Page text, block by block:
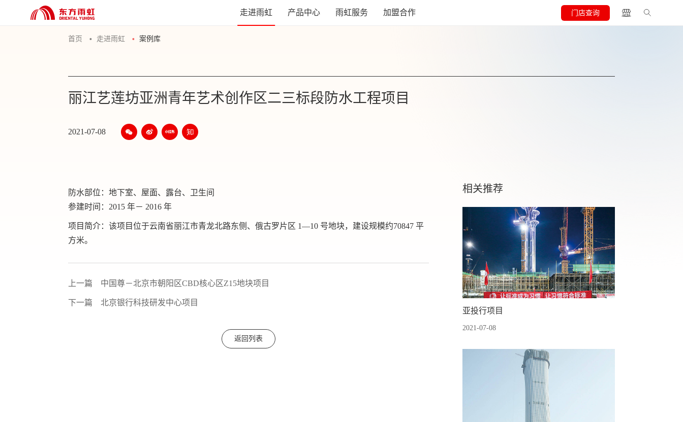
走进雨虹 产品中心 雨虹服务 加盟合作 门店查询
首页 走进雨虹 案例库
丽江艺莲坊亚洲青年艺术创作区二三标段防水工程项目
2021-07-08
防水部位：地下室、屋面、露台、卫生间
参建时间：2015 年－ 2016 年
项目简介：该项目位于云南省丽江市青龙北路东侧、俄古罗片区 1—10 号地块，建设规模约70847 平
方米。
上一篇 中国尊－北京市朝阳区CBD核心区Z15地块项目
下一篇 北京银行科技研发中心项目
返回列表
相关推荐
亚投行项目
2021-07-08